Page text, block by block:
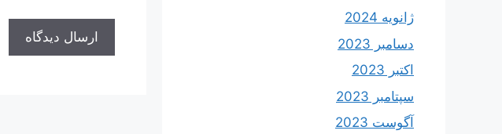
ژانویه 2024
دسامبر 2023
اکتبر 2023
سپتامبر 2023
آگوست 2023